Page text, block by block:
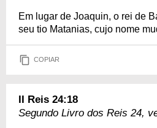
Em lugar de Joaquin, o rei de
seu tio Matanias, cujo nome
COPIAR
II Reis 24:18
Segundo Livro dos Reis 24,